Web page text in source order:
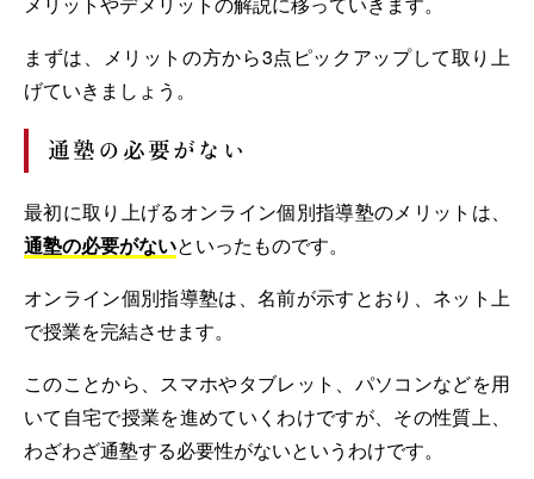
まずは、メリットの方から3点ピックアップして取り上
げていきましょう。
通塾の必要がない
最初に取り上げるオンライン個別指導塾のメリットは、
通塾の必要がないといったものです。
オンライン個別指導塾は、名前が示すとおり、ネット上
で授業を完結させます。
このことから、スマホやタブレット、パソコンなどを用
いて自宅で授業を進めていくわけですが、その性質上、
わざわざ通塾する必要性がないというわけです。